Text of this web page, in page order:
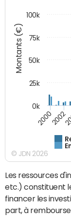
Montants (€)
20002002
0k
25k
50k
75k
100k
© JDN 2026
Les ressources
etc.) constituent
financer les
part, à